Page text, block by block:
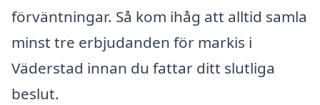
förväntningar. Så kom ihåg att alltid samla
minst tre erbjudanden för markis i
Väderstad innan du fattar ditt slutliga
beslut.